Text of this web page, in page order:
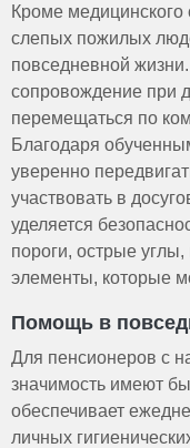
Кроме
слепых пожилых
повседневной
сопровождение при
перемещаться по
Благодаря
уверенно
участвовать в
уделяется
пороги, острые
элементы, которые
Помощь в
Для пенсионеров с
значимость имеют
обеспечивает
личных